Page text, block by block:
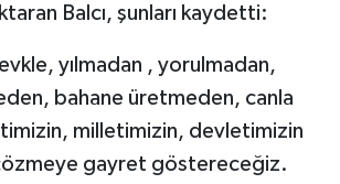
Balcı, şunları kaydetti:
yılmadan , yorulmadan,
bahane üretmeden, canla
milletimizin, devletimizin
gayret göstereceğiz.